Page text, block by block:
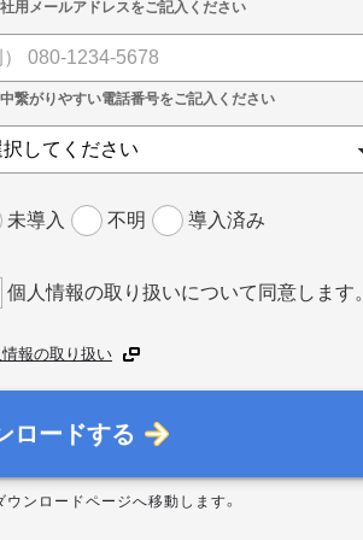
未導入 不明 導入済み
個人情報の取り扱いについて同意します。
報の取り扱い
ロードする
ウンロードページへ移動します。